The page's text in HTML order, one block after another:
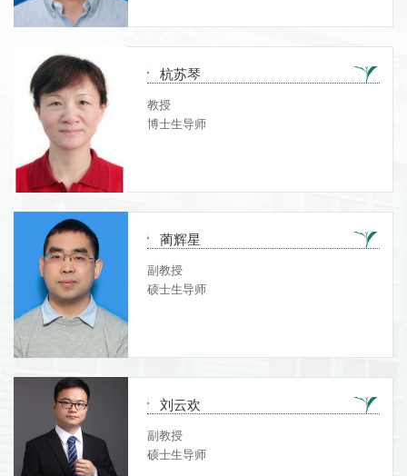
杭苏琴
教授
博士生导师
蔺辉星
副教授
硕士生导师
刘云欢
副教授
硕士生导师